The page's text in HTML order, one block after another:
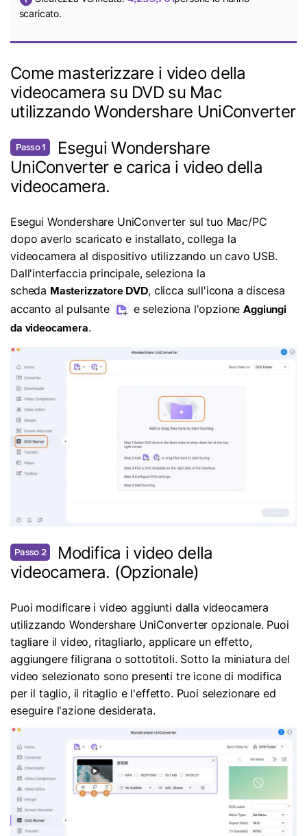
scaricato.
Come masterizzare i video della
videocamera su DVD su Mac
utilizzando Wondershare UniConverter
Passo 1
Esegui Wondershare
UniConverter e carica i video della
videocamera.
Esegui Wondershare UniConverter sul tuo Mac/PC
dopo averlo scaricato e installato, collega la
videocamera al dispositivo utilizzando un cavo USB.
Dall'interfaccia principale, seleziona la
scheda Masterizzatore DVD, clicca sull'icona a discesa
accanto al pulsante
e seleziona l'opzione Aggiungi
da videocamera.
Passo 2
Modifica i video della
videocamera. (Opzionale)
Puoi modificare i video aggiunti dalla videocamera
utilizzando Wondershare UniConverter opzionale. Puoi
tagliare il video, ritagliarlo, applicare un effetto,
aggiungere filigrana o sottotitoli. Sotto la miniatura del
video selezionato sono presenti tre icone di modifica
per il taglio, il ritaglio e l'effetto. Puoi selezionare ed
eseguire l'azione desiderata.